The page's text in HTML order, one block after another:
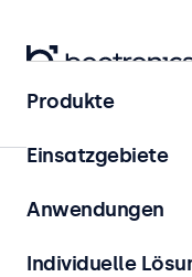
Startseite
Produkte
Einsatzgebiete
Anwendungen
Individuelle